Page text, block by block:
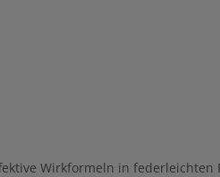
Wirkformeln in federleichten